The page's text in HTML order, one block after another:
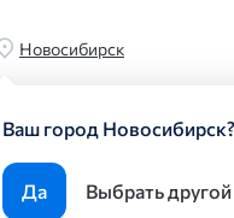
Новосибирск
Ваш город Новосибирск?
Да Выбрать другой
Поиск по
Листовой прокат
Все виды